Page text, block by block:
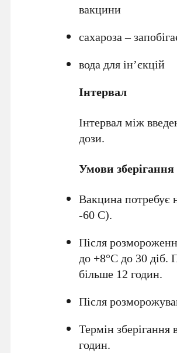
вакцини
сахароза –
вода для ін’єкцій
Інтервал
Інтервал між
дози.
Умови
Вакцина потребує
-60 С).
Після
до +8°C до 30 діб.
більше 12 годин.
Після
Термін зберігання
годин.